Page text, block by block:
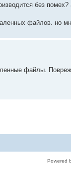
без
файлов. но
файлы.
Powered